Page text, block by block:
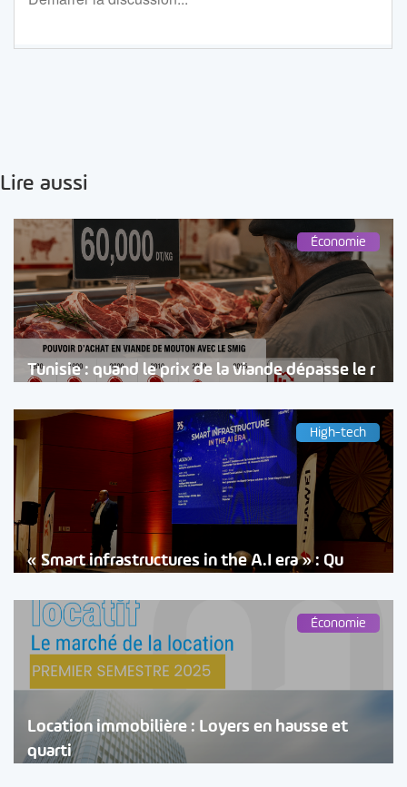
Lire aussi
Économie
Tunisie : quand le prix de la viande dépasse le r
High-tech
« Smart infrastructures in the A.I era » : Qu
Économie
Location immobilière : Loyers en hausse et
quarti